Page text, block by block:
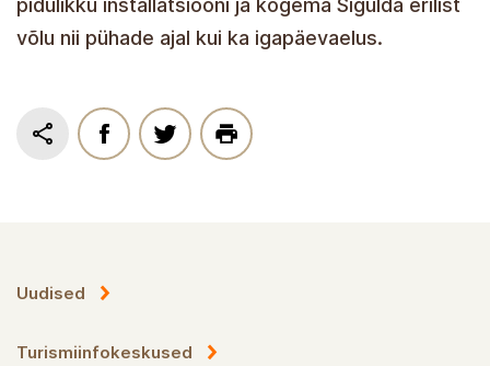
võlu nii pühade ajal kui ka igapäevaelus.
Uudised
Turismiinfokeskused